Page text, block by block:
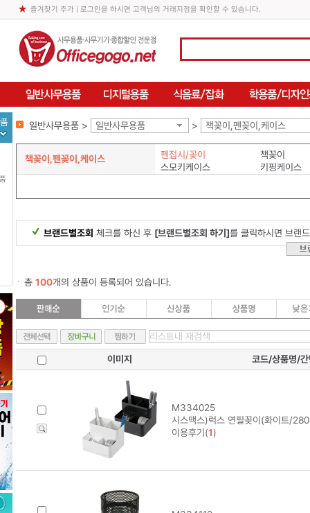
즐겨찾기 추가| 로그인을 하시면 고객님의 거래지점을 확인할 수 있습니다.
일반사무용품 > 일반사무용품 > 책꽂이,펜꽂이,케이스
책꽂이,펜꽂이,케이스 펜접시/꽂이
책꽂이
스모키케이스
키핑케이스
브랜드별조회 체크를 하신 후 [브랜드별조회 하기]를 클릭하시면 브랜
총 100개의 상품이 등록되어 있습니다.
이미지 코드/상품명/간
M334025
시스맥스)럭스 연필꽂이(화이트/
이용후기(1)